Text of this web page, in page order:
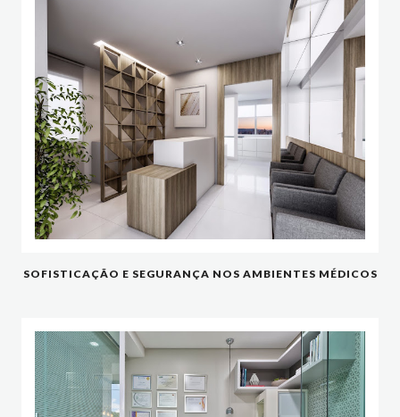
SOFISTICAÇÃO E SEGURANÇA NOS AMBIENTES MÉDICOS